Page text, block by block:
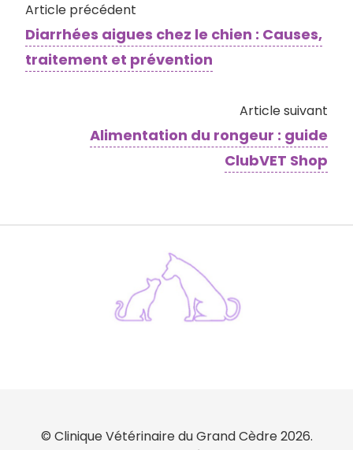
Article précédent
Diarrhées aigues chez le chien : Causes,
traitement et prévention
Article suivant
Alimentation du rongeur : guide
ClubVET Shop
© Clinique Vétérinaire du Grand Cèdre 2026.